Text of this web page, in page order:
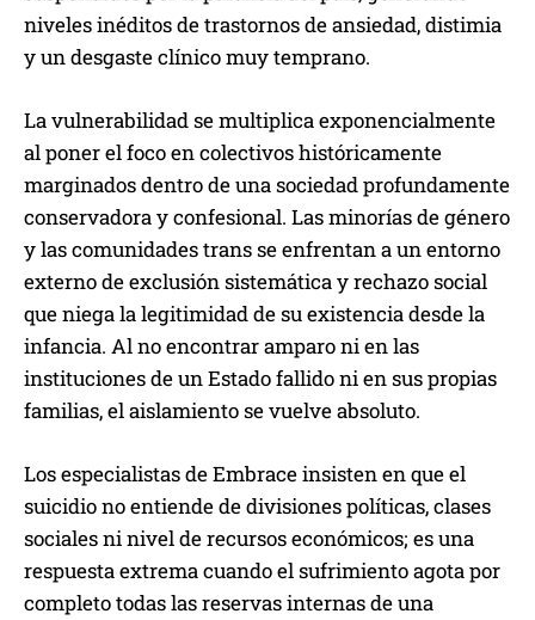
niveles inéditos de trastornos de ansiedad, distimia
y un desgaste clínico muy temprano.
La vulnerabilidad se multiplica exponencialmente
al poner el foco en colectivos históricamente
marginados dentro de una sociedad profundamente
conservadora y confesional. Las minorías de género
y las comunidades trans se enfrentan a un entorno
externo de exclusión sistemática y rechazo social
que niega la legitimidad de su existencia desde la
infancia. Al no encontrar amparo ni en las
instituciones de un Estado fallido ni en sus propias
familias, el aislamiento se vuelve absoluto.
Los especialistas de Embrace insisten en que el
suicidio no entiende de divisiones políticas, clases
sociales ni nivel de recursos económicos; es una
respuesta extrema cuando el sufrimiento agota por
completo todas las reservas internas de una